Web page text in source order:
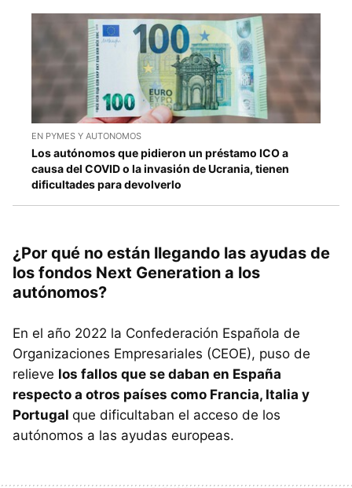
EN PYMES Y AUTONOMOS
Los autónomos que pidieron un préstamo ICO a
causa del COVID o la invasión de Ucrania, tienen
dificultades para devolverlo
¿Por qué no están llegando las ayudas de
los fondos Next Generation a los
autónomos?
En el año 2022 la Confederación Española de
Organizaciones Empresariales (CEOE), puso de
relieve los fallos que se daban en España
respecto a otros países como Francia, Italia y
Portugal que dificultaban el acceso de los
autónomos a las ayudas europeas.